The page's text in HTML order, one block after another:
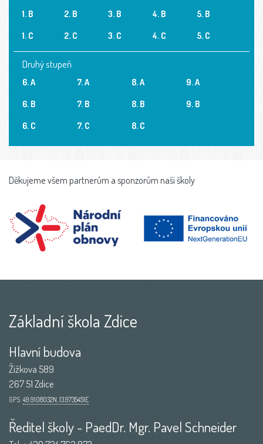
1. B
1. C
2. B
2. C
3. B
3. C
4. B
4. C
5. B
5. C
Druhý stupeň
6. A
6. B
6. C
7. A
7. B
7. C
8. A
8. B
8. C
9. A
9. B
Děkujeme všem partnerům a sponzorům naší školy
Základní škola Zdice
Hlavní budova
Žižkova 589
267 51 Zdice
GPS: 49.9108032N, 13.9735451E
Ředitel školy - PaedDr. Mgr. Pavel Schneider